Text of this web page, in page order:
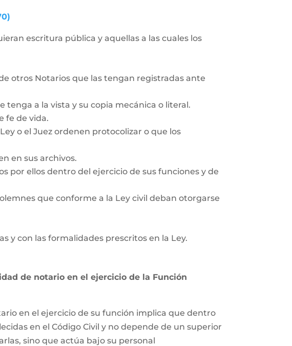
escritura pública y aquellas a las cuales los
otros Notarios que las tengan registradas ante
a la vista y su copia mecánica o literal.
fe de vida.
o el Juez ordenen protocolizar o que los
en sus archivos.
por ellos dentro del ejercicio de sus funciones y de
que conforme a la Ley civil deban otorgarse
y con las formalidades prescritos en la Ley.
de notario en el ejercicio de la Función
en el ejercicio de su función implica que dentro
en el Código Civil y no depende de un superior
sino que actúa bajo su personal